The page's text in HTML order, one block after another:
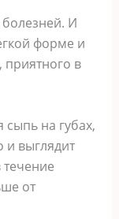
И
форме и
приятного в
сыпь на губах,
и выглядит
течение
от